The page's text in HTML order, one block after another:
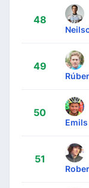
48
49
50
Emils
51